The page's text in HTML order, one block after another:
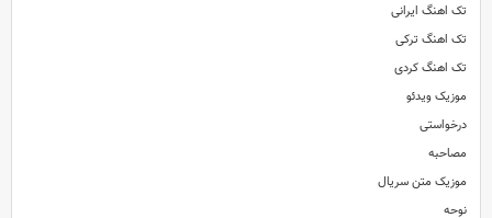
تک اهنگ ایرانی
تک اهنگ ترکی
تک اهنگ کردی
موزیک ویدئو
درخواستی
مصاحبه
موزیک متن سریال
نوحه